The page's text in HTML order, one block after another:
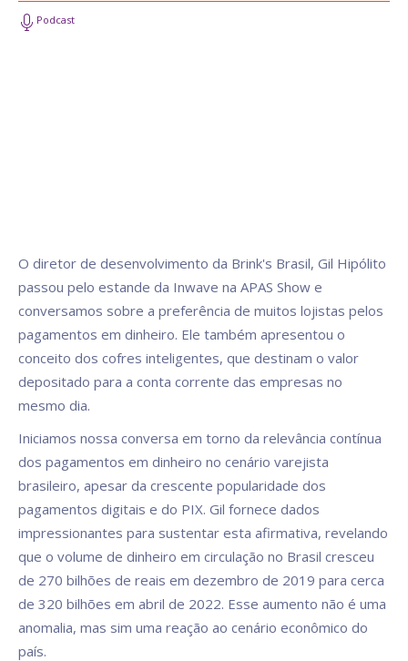
Podcast
O diretor de desenvolvimento da Brink's Brasil, Gil Hipólito
passou pelo estande da Inwave na APAS Show e
conversamos sobre a preferência de muitos lojistas pelos
pagamentos em dinheiro. Ele também apresentou o
conceito dos cofres inteligentes, que destinam o valor
depositado para a conta corrente das empresas no
mesmo dia.
Iniciamos nossa conversa em torno da relevância contínua
dos pagamentos em dinheiro no cenário varejista
brasileiro, apesar da crescente popularidade dos
pagamentos digitais e do PIX. Gil fornece dados
impressionantes para sustentar esta afirmativa, revelando
que o volume de dinheiro em circulação no Brasil cresceu
de 270 bilhões de reais em dezembro de 2019 para cerca
de 320 bilhões em abril de 2022. Esse aumento não é uma
anomalia, mas sim uma reação ao cenário econômico do
país.